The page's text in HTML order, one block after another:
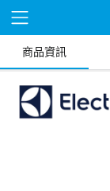
商品資訊